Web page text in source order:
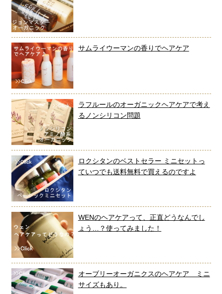
サムライウーマンの香りでヘアケア
ラフルールのオーガニックヘアケアで考え
るノンシリコン問題
ロクシタンのベストセラー ミニセットっ
ていつでも送料無料で買えるのですよ
WENのヘアケアって、正直どうなんでし
ょう…？使ってみました！
オーブリーオーガニクスのヘアケア ミニ
サイズもあり。